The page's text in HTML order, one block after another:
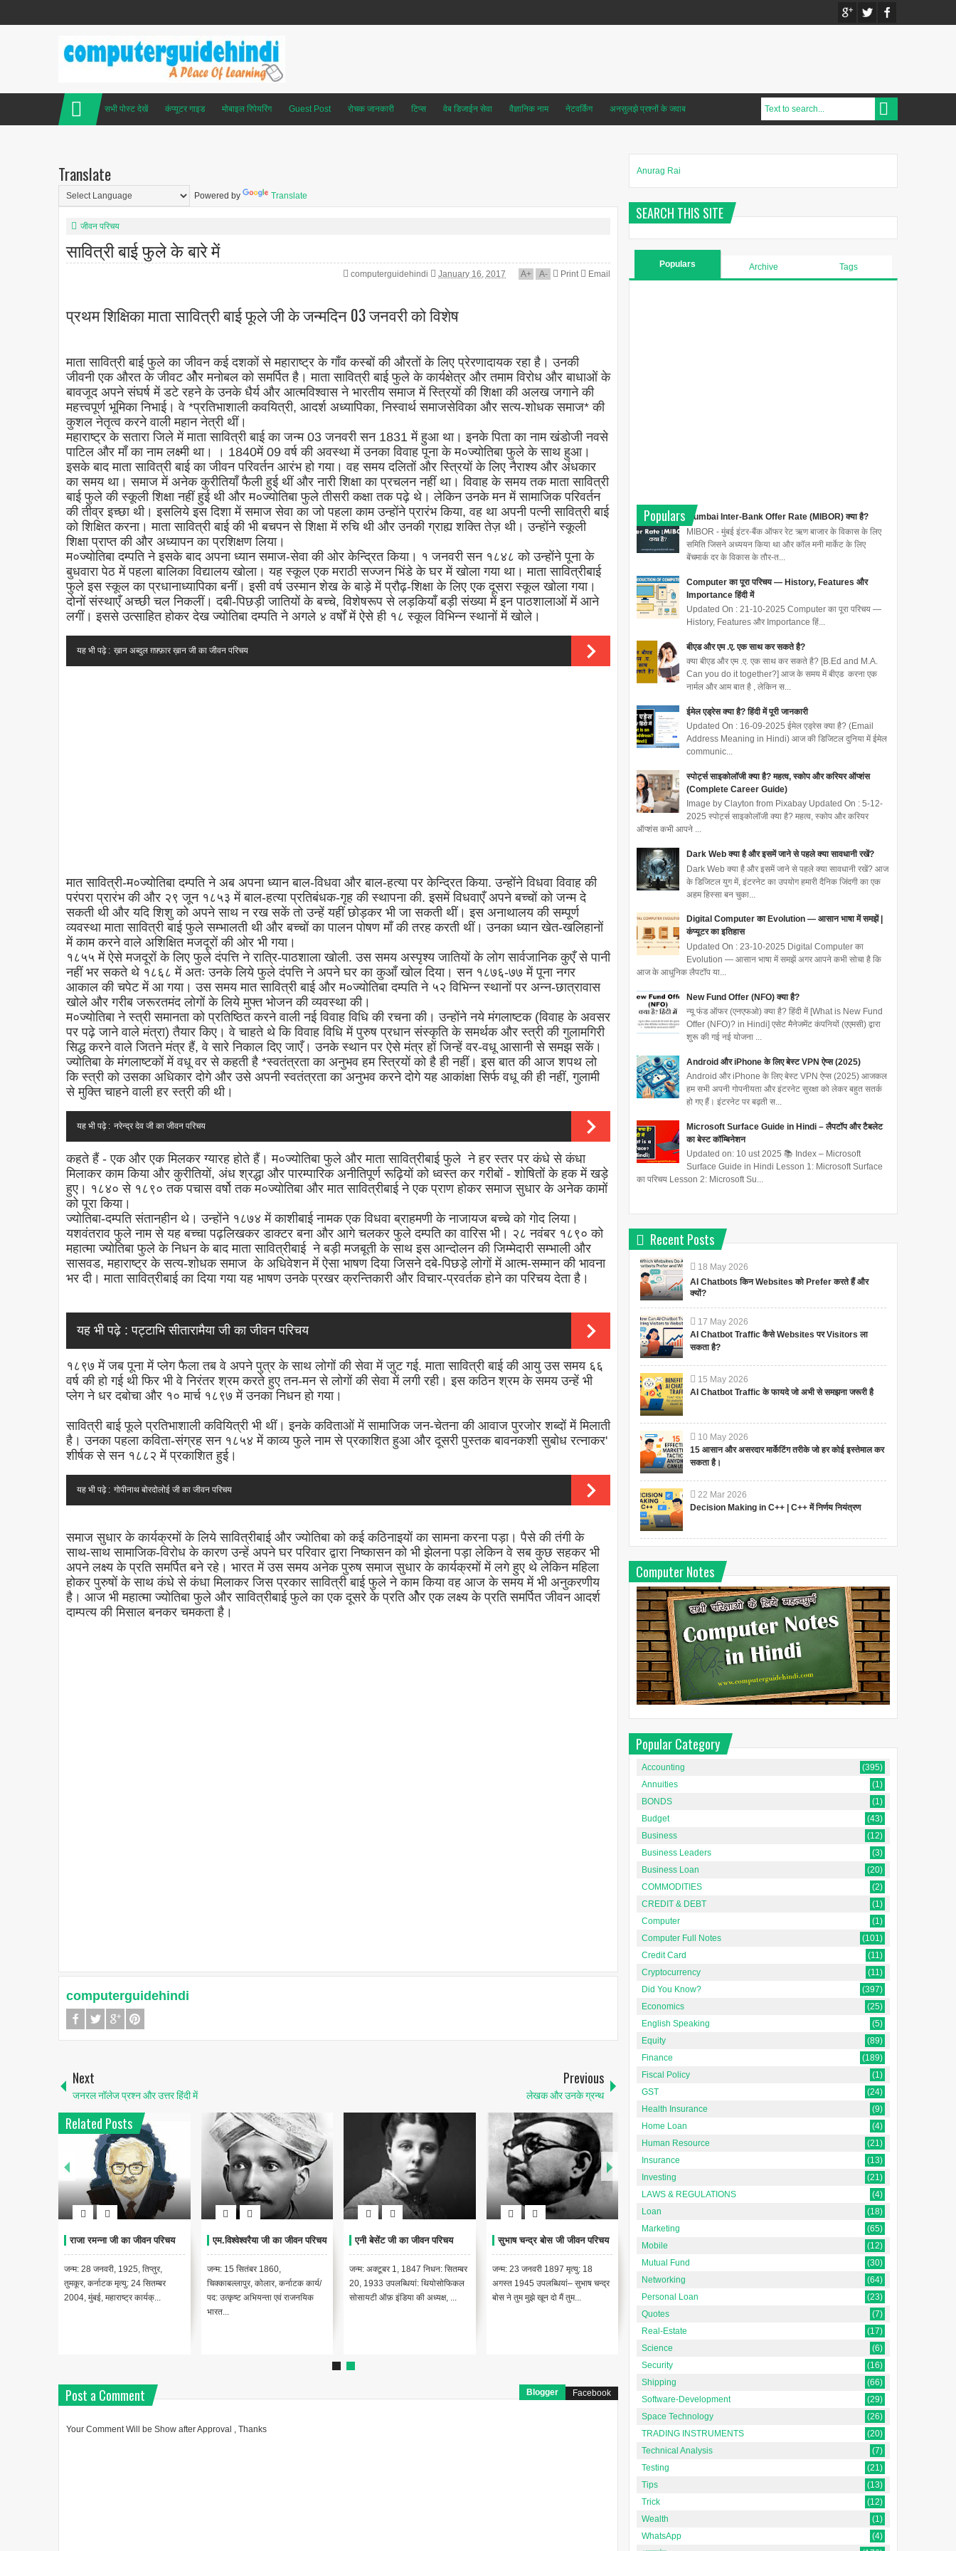
सभी पोस्ट देखें कंप्यूटर गाइड मोबाइल रिपेयरिंग Guest Post रोचक जानकारी टिप्स वेब डिजाईन सेवा वैज्ञानिक नाम नेटवर्किंग अनसुलझे प्रश्नों के जवाब
Translate
Powered by Translate
जीवन परिचय
सावित्री बाई फुले के बारे में
computerguidehindi January 16, 2017 A+ A- Print Email
प्रथम शिक्षिका माता सावित्री बाई फूले जी के जन्मदिन 03 जनवरी को विशेष
माता सावित्री बाई फुले का जीवन कई दशकों से महाराष्ट्र के गाँव कस्बों की औरतों के लिए प्रेरणादायक रहा है। उनकी
जीवनी एक औरत के जीवट औेर मनोबल को समर्पित है। माता सावित्री बाई फुले के कार्यक्षेत्र और तमाम विरोध और बाधाओं के
बावजूद अपने संघर्ष में डटे रहने के उनके धैर्य और आत्मविश्वास ने भारतीय समाज में स्त्रियों की शिक्षा की अलख जगाने की
महत्त्वपूर्ण भूमिका निभाई। वे *प्रतिभाशाली कवयित्री, आदर्श अध्यापिका, निस्वार्थ समाजसेविका और सत्य-शोधक समाज* की
कुशल नेतृत्व करने वाली महान नेत्री थीं।
महाराष्ट्र के सतारा जिले में माता सावित्री बाई का जन्म 03 जनवरी सन 1831 में हुआ था। इनके पिता का नाम खंडोजी नवसे
पाटिल और माँ का नाम लक्ष्मी था। । 1840में 09 वर्ष की अवस्था में उनका विवाह पूना के म०ज्योतिबा फुले के साथ हुआ।
इसके बाद माता सावित्री बाई का जीवन परिवर्तन आरंभ हो गया। वह समय दलितों और स्त्रियों के लिए नैराश्य और अंधकार
का समय था। समाज में अनेक कुरीतियाँ फैली हुई थीं और नारी शिक्षा का प्रचलन नहीं था। विवाह के समय तक माता सावित्री
बाई फुले की स्कूली शिक्षा नहीं हुई थी और म०ज्योतिबा फुले तीसरी कक्षा तक पढ़े थे। लेकिन उनके मन में सामाजिक परिवर्तन
की तीव्र इच्छा थी। इसलिये इस दिशा में समाज सेवा का जो पहला काम उन्होंने प्रारंभ किया, वह था अपनी पत्नी सावित्री बाई
को शिक्षित करना। माता सावित्री बाई की भी बचपन से शिक्षा में रुचि थी और उनकी ग्राह्य शक्ति तेज़ थी। उन्होंने स्कूली
शिक्षा प्राप्त की और अध्यापन का प्रशिक्षण लिया।
म०ज्योतिबा दम्पति ने इसके बाद अपना ध्यान समाज-सेवा की ओर केन्द्रित किया। १ जनवरी सन १८४८ को उन्होंने पूना के
बुधवारा पेठ में पहला बालिका विद्यालय खोला। यह स्कूल एक मराठी सज्जन भिंडे के घर में खोला गया था। माता सावित्रीबाई
फुले इस स्कूल का प्रधानाध्यापिका बनीं। इसी वर्ष उस्मान शेख के बाड़े में प्रौढ़-शिक्षा के लिए एक दूसरा स्कूल खोला गया।
दोनों संस्थाएँ अच्छी चल निकलीं। दबी-पिछड़ी जातियों के बच्चे, विशेषरूप से लड़कियाँ बड़ी संख्या में इन पाठशालाओं में आने
लगीं। इससे उत्साहित होकर देख ज्योतिबा दम्पति ने अगले ४ वर्षों में ऐसे ही १८ स्कूल विभिन्न स्थानों में खोले।
यह भी पढ़े : ख़ान अब्दुल ग़फ़्फ़ार ख़ान जी का जीवन परिचय
मात सावित्री-म०ज्योतिबा दम्पति ने अब अपना ध्यान बाल-विधवा और बाल-हत्या पर केन्द्रित किया. उन्होंने विधवा विवाह की
परंपरा प्रारंभ की और २९ जून १८५३ में बाल-हत्या प्रतिबंधक-गृह की स्थापना की. इसमें विधवाएँ अपने बच्चों को जन्म दे
सकती थी और यदि शिशु को अपने साथ न रख सकें तो उन्हें यहीं छोड़कर भी जा सकती थीं। इस अनाथालय की सम्पूर्ण
व्यवस्था माता सावित्री बाई फुले सम्भालती थी और बच्चों का पालन पोषण माँ की तरह करती थीं। उनका ध्यान खेत-खलिहानों
में काम करने वाले अशिक्षित मजदूरों की ओर भी गया।
१८५५ में ऐसे मजदूरों के लिए फुले दंपत्ति ने रात्रि-पाठशाला खोली. उस समय अस्पृश्य जातियों के लोग सार्वजानिक कुएँ से पानी
नहीं भर सकते थे १८६८ में अतः उनके लिये फुले दंपत्ति ने अपने घर का कुआँ खोल दिया। सन १८७६-७७ में पूना नगर
आकाल की चपेट में आ गया। उस समय मात सावित्री बाई और म०ज्योतिबा दम्पति ने ५२ विभिन्न स्थानों पर अन्न-छात्रावास
खोले और गरीब जरूरतमंद लोगों के लिये मुफ्त भोजन की व्यवस्था की।
म०ज्योतिबा ने स्त्री समानता को प्रतिष्ठित करने वाली नई विवाह विधि की रचना की। उन्होंने नये मंगलाष्टक (विवाह के अवसर
पर पढ़े जाने वाले मंत्रा) तैयार किए। वे चाहते थे कि विवाह विधि में पुरुष प्रधान संस्कृति के समर्थक और स्त्री की गुलामगिरी
सिद्ध करने वाले जितने मंत्र हैं, वे सारे निकाल दिए जाएँ। उनके स्थान पर ऐसे मंत्र हों जिन्हें वर-वधू आसानी से समझ सकें।
ज्योतिबा के मंगलाष्टकों में वधू वर से कहती है *स्वतंत्रता का अनुभव हम स्त्रियों को है ही नहीं। इस बात की आज शपथ लो
कि स्त्री को उसका अधिकार दोगे और उसे अपनी स्वतंत्रता का अनुभव करने दोगे यह आकांक्षा सिर्फ वधू की ही नहीं, गुलामी
से मुक्ति चाहने वाली हर स्त्री की थी।
यह भी पढ़े : नरेन्द्र देव जी का जीवन परिचय
कहते हैं - एक और एक मिलकर ग्यारह होते हैं। म०ज्योतिबा फुले और माता सावित्रीबाई फुले ने हर स्तर पर कंधे से कंधा
मिलाकर काम किया और कुरीतियों, अंध श्रद्धा और पारम्पारिक अनीतिपूर्ण रूढ़ियों को ध्वस्त कर गरीबों - शोषितों के हक में खड़े
हुए। १८४० से १८९० तक पचास वर्षो तक म०ज्योतिबा और मात सावित्रीबाई ने एक प्राण होकर समाज सुधार के अनेक कामों
को पूरा किया।
ज्योतिबा-दम्पति संतानहीन थे। उन्होंने १८७४ में काशीबाई नामक एक विधवा ब्राहमणी के नाजायज बच्चे को गोद लिया।
यशवंतराव फुले नाम से यह बच्चा पढ़लिखकर डाक्टर बना और आगे चलकर फुले दम्पति का वारिस भी। २८ नवंबर १८९० को
महात्मा ज्योतिबा फुले के निधन के बाद माता सावित्रीबाई ने बड़ी मजबूती के साथ इस आन्दोलन की जिम्मेदारी सम्भाली और
सासवड, महाराष्ट्र के सत्य-शोधक समाज के अधिवेशन में ऐसा भाषण दिया जिसने दबे-पिछड़े लोगों में आत्म-सम्मान की भावना
भर दी। माता सावित्रीबाई का दिया गया यह भाषण उनके प्रखर क्रन्तिकारी और विचार-प्रवर्तक होने का परिचय देता है।
यह भी पढ़े : पट्टाभि सीतारामैया जी का जीवन परिचय
१८९७ में जब पूना में प्लेग फैला तब वे अपने पुत्र के साथ लोगों की सेवा में जुट गई. माता सावित्री बाई की आयु उस समय ६६
वर्ष की हो गई थी फिर भी वे निरंतर श्रम करते हुए तन-मन से लोगों की सेवा में लगी रही। इस कठिन श्रम के समय उन्हें भी
प्लेग ने धर दबोचा और १० मार्च १८९७ में उनका निधन हो गया।
सावित्री बाई फूले प्रतिभाशाली कवियित्री भी थीं। इनके कविताओं में सामाजिक जन-चेतना की आवाज पुरजोर शब्दों में मिलाती
है। उनका पहला कविता-संग्रह सन १८५४ में काव्य फुले नाम से प्रकाशित हुआ और दूसरी पुस्तक बावनकशी सुबोध रत्नाकर'
शीर्षक से सन १८८२ में प्रकाशित हुई।
यह भी पढ़े : गोपीनाथ बोरदोलोई जी का जीवन परिचय
समाज सुधार के कार्यक्रमों के लिये सावित्रीबाई और ज्योतिबा को कई कठिनाइयों का सामना करना पड़ा। पैसे की तंगी के
साथ-साथ सामाजिक-विरोध के कारण उन्हें अपने घर परिवार द्वारा निष्कासन को भी झेलना पड़ा लेकिन वे सब कुछ सहकर भी
अपने लक्ष्य के प्रति समर्पित बने रहे। भारत में उस समय अनेक पुरुष समाज सुधार के कार्यक्रमों में लगे हुए थे लेकिन महिला
होकर पुरुषों के साथ कंधे से कंधा मिलाकर जिस प्रकार सावित्री बाई फुले ने काम किया वह आज के समय में भी अनुकरणीय
है। आज भी महात्मा ज्योतिबा फुले और सावित्रीबाई फुले का एक दूसरे के प्रति औेर एक लक्ष्य के प्रति समर्पित जीवन आदर्श
दाम्पत्य की मिसाल बनकर चमकता है।
computerguidehindi
Next
जनरल नॉलेज प्रश्न और उत्तर हिंदी में
Previous
लेखक और उनके ग्रन्थ
Related Posts
राजा रमन्ना जी का जीवन परिचय
जन्म: 28 जनवरी, 1925, तिप्तुर,
तुमकूर, कर्नाटक मृत्यु: 24 सितम्बर
2004, मुंबई, महाराष्ट्र कार्यक्...
एम.विश्वेश्वरैया जी का जीवन परिचय
जन्म: 15 सितंबर 1860,
चिक्काबल्लापुर, कोलार, कर्नाटक कार्य/
पद: उत्कृष्ट अभियन्ता एवं राजनयिक
भारत...
एनी बेसेंट जी का जीवन परिचय
जन्म: अक्टूबर 1, 1847 निधन: सितम्बर
20, 1933 उपलब्धियां: थियोसोफिकल
सोसायटी ऑफ़ इंडिया की अध्यक्ष, ...
सुभाष चन्द्र बोस जी जीवन परिचय
जन्म: 23 जनवरी 1897 मृत्यु: 18
अगस्त 1945 उपलब्धियां– सुभाष चन्द्र
बोस ने तुम मुझे खून दो मैं तुम...
Post a Comment Blogger Facebook
Your Comment Will be Show after Approval , Thanks
Anurag Rai
SEARCH THIS SITE
Populars Archive Tags
Populars
Mumbai Inter-Bank Offer Rate (MIBOR) क्या है?
MIBOR - मुंबई इंटर-बैंक ऑफर रेट ऋण बाजार के विकास के लिए
समिति जिसने अध्ययन किया था और कॉल मनी मार्केट के लिए
बेंचमार्क दर के विकास के तौर-त...
Computer का पूरा परिचय — History, Features और
Importance हिंदी में
Updated On : 21-10-2025 Computer का पूरा परिचय —
History, Features और Importance हिं...
बीएड और एम .ए. एक साथ कर सकते है?
क्या बीएड और एम .ए. एक साथ कर सकते है? [B.Ed and M.A.
Can you do it together?] आज के समय में बीएड करना एक
नार्मल और आम बात है , लेकिन स...
ईमेल एड्रेस क्या है? हिंदी में पूरी जानकारी
Updated On : 16-09-2025 ईमेल एड्रेस क्या है? (Email
Address Meaning in Hindi) आज की डिजिटल दुनिया में ईमेल
communic...
स्पोर्ट्स साइकोलॉजी क्या है? महत्व, स्कोप और करियर ऑप्शंस
(Complete Career Guide)
Image by Clayton from Pixabay Updated On : 5-12-
2025 स्पोर्ट्स साइकोलॉजी क्या है? महत्व, स्कोप और करियर
ऑप्शंस कभी आपने ...
Dark Web क्या है और इसमें जाने से पहले क्या सावधानी रखें?
Dark Web क्या है और इसमें जाने से पहले क्या सावधानी रखें? आज
के डिजिटल युग में, इंटरनेट का उपयोग हमारी दैनिक जिंदगी का एक
अहम हिस्सा बन चुका...
Digital Computer का Evolution — आसान भाषा में समझें |
कंप्यूटर का इतिहास
Updated On : 23-10-2025 Digital Computer का
Evolution — आसान भाषा में समझें अगर आपने कभी सोचा है कि
आज के आधुनिक लैपटॉप या...
New Fund Offer (NFO) क्या है?
न्यू फंड ऑफर (एनएफओ) क्या है? हिंदी में [What is New Fund
Offer (NFO)? in Hindi] एसेट मैनेजमेंट कंपनियों (एएमसी) द्वारा
शुरू की गई नई योजना ...
Android और iPhone के लिए बेस्ट VPN ऐप्स (2025)
Android और iPhone के लिए बेस्ट VPN ऐप्स (2025) आजकल
हम सभी अपनी गोपनीयता और इंटरनेट सुरक्षा को लेकर बहुत सतर्क
हो गए हैं। इंटरनेट पर बढ़ती स...
Microsoft Surface Guide in Hindi – लैपटॉप और टैबलेट
का बेस्ट कॉम्बिनेशन
Updated on: 10 ust 2025 📚 Index – Microsoft
Surface Guide in Hindi Lesson 1: Microsoft Surface
का परिचय Lesson 2: Microsoft Su...
Recent Posts
18 May 2026
AI Chatbots किन Websites को Prefer करते हैं और
क्यों?
17 May 2026
AI Chatbot Traffic कैसे Websites पर Visitors ला
सकता है?
15 May 2026
AI Chatbot Traffic के फायदे जो अभी से समझना जरूरी है
10 May 2026
15 आसान और असरदार मार्केटिंग तरीके जो हर कोई इस्तेमाल कर
सकता है।
22 Mar 2026
Decision Making in C++ | C++ में निर्णय नियंत्रण
Computer Notes
Popular Category
Accounting
(395)
Annuities
(1)
BONDS
(1)
Budget
(43)
Business
(12)
Business Leaders
(3)
Business Loan
(20)
COMMODITIES
(2)
CREDIT & DEBT
(1)
Computer
(1)
Computer Full Notes
(101)
Credit Card
(11)
Cryptocurrency
(11)
Did You Know?
(397)
Economics
(25)
English Speaking
(5)
Equity
(89)
Finance
(189)
Fiscal Policy
(1)
GST
(24)
Health Insurance
(9)
Home Loan
(4)
Human Resource
(21)
Insurance
(13)
Investing
(21)
LAWS & REGULATIONS
(4)
Loan
(18)
Marketing
(65)
Mobile
(12)
Mutual Fund
(30)
Networking
(64)
Personal Loan
(23)
Quotes
(7)
Real-Estate
(17)
Science
(6)
Security
(16)
Shipping
(66)
Software-Development
(29)
Space Technology
(26)
TRADING INSTRUMENTS
(20)
Technical Analysis
(7)
Testing
(21)
Tips
(13)
Trick
(12)
Wealth
(1)
WhatsApp
(4)